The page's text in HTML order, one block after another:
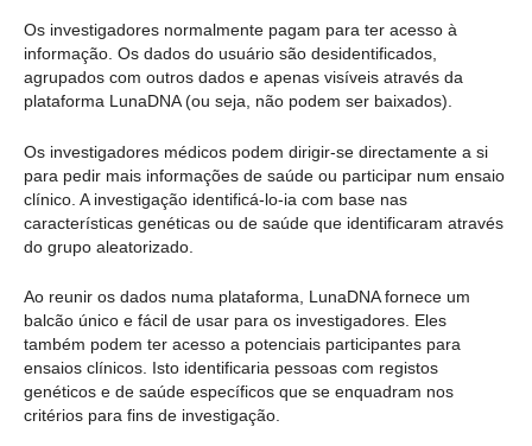
Os investigadores normalmente pagam para ter acesso à
informação. Os dados do usuário são desidentificados,
agrupados com outros dados e apenas visíveis através da
plataforma LunaDNA (ou seja, não podem ser baixados).
Os investigadores médicos podem dirigir-se directamente a si
para pedir mais informações de saúde ou participar num ensaio
clínico. A investigação identificá-lo-ia com base nas
características genéticas ou de saúde que identificaram através
do grupo aleatorizado.
Ao reunir os dados numa plataforma, LunaDNA fornece um
balcão único e fácil de usar para os investigadores. Eles
também podem ter acesso a potenciais participantes para
ensaios clínicos. Isto identificaria pessoas com registos
genéticos e de saúde específicos que se enquadram nos
critérios para fins de investigação.